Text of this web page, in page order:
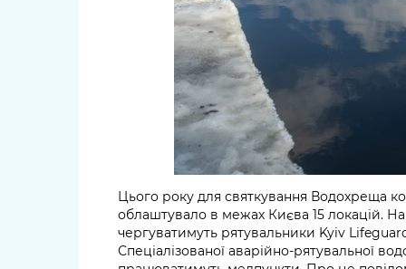
КМВА
Дороги,
парковки
Цього року для святкування Водохреща
облаштувало в межах Києва 15 локацій. На
чергуватимуть рятувальники Kyiv
Спеціалізованої аварійно-рятувальної